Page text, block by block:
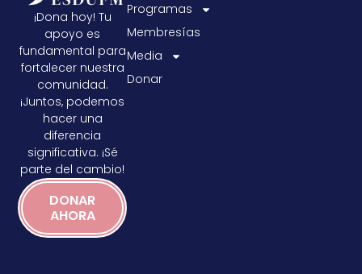
¡Dona hoy! Tu
apoyo es
fundamental para
fortalecer nuestra
comunidad.
¡Juntos, podemos
hacer una
diferencia
significativa. ¡Sé
parte del cambio!
DONAR
AHORA
Programas
Membresías
Media
Donar